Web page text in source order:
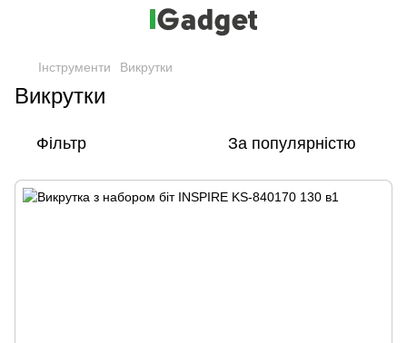
Інструменти Викрутки
Викрутки
Фільтр За популярністю